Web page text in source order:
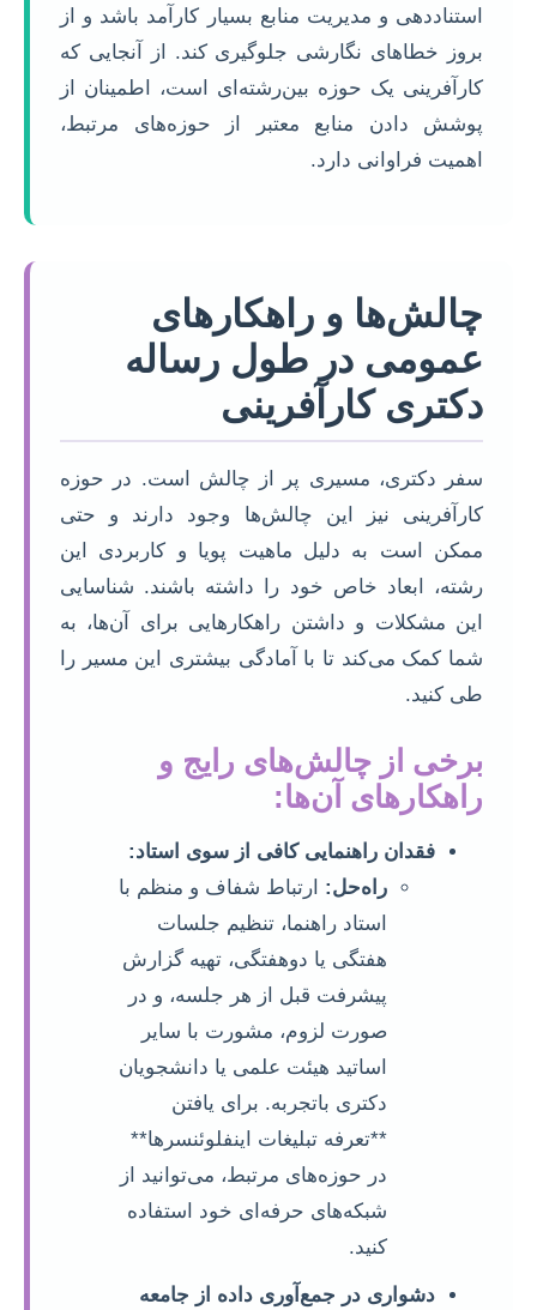
استناددهی و مدیریت منابع بسیار کارآمد باشد و از
بروز خطاهای نگارشی جلوگیری کند. از آنجایی که
کارآفرینی یک حوزه بین‌رشته‌ای است، اطمینان از
پوشش دادن منابع معتبر از حوزه‌های مرتبط،
اهمیت فراوانی دارد.
چالش‌ها و راهکارهای
عمومی در طول رساله
دکتری کارآفرینی
سفر دکتری، مسیری پر از چالش است. در حوزه
کارآفرینی نیز این چالش‌ها وجود دارند و حتی
ممکن است به دلیل ماهیت پویا و کاربردی این
رشته، ابعاد خاص خود را داشته باشند. شناسایی
این مشکلات و داشتن راهکارهایی برای آن‌ها، به
شما کمک می‌کند تا با آمادگی بیشتری این مسیر را
طی کنید.
برخی از چالش‌های رایج و
راهکارهای آن‌ها:
فقدان راهنمایی کافی از سوی استاد:
راه‌حل: ارتباط شفاف و منظم با
استاد راهنما، تنظیم جلسات
هفتگی یا دوهفتگی، تهیه گزارش
پیشرفت قبل از هر جلسه، و در
صورت لزوم، مشورت با سایر
اساتید هیئت علمی یا دانشجویان
دکتری باتجربه. برای یافتن
**تعرفه تبلیغات اینفلوئنسرها**
در حوزه‌های مرتبط، می‌توانید از
شبکه‌های حرفه‌ای خود استفاده
کنید.
دشواری در جمع‌آوری داده از جامعه